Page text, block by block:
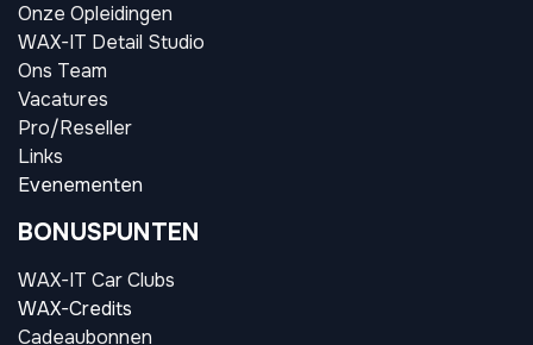
Onze Opleidingen
WAX-IT Detail Studio
Ons Team
Vacatures
Pro/Reseller
Links
Evenementen
BONUSPUNTEN
WAX-IT Car Clubs
WAX-Credits
Cadeaubonnen